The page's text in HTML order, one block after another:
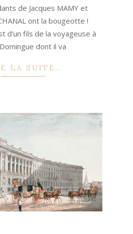
de Jacques MAMY et
ont la bougeotte !
d’un fils de la voyageuse à
dont il va
LA SUITE…